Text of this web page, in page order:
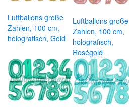
Luftballons große
Zahlen, 100 cm,
holografisch, Gold
Luftballons große
Zahlen, 100 cm,
holografisch,
Roségold